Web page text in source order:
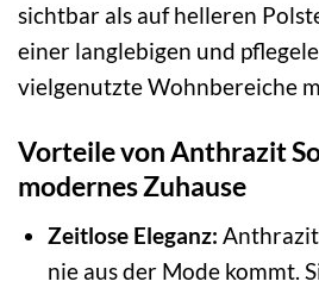
sichtbar als auf helleren
einer langlebigen und
vielgenutzte Wohnbereiche
Vorteile von Anthrazit
modernes Zuhause
Zeitlose Eleganz:
nie aus der Mode kommt.